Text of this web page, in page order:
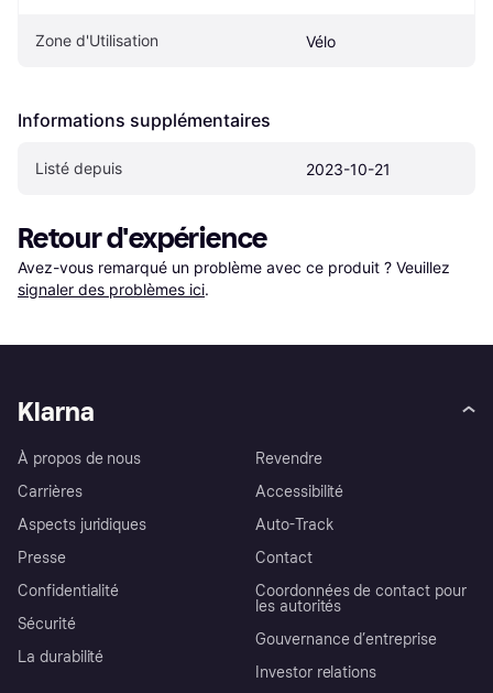
Zone d'Utilisation Vélo
Informations supplémentaires
Listé depuis 2023-10-21
Retour d'expérience
Avez-vous remarqué un problème avec ce produit ? Veuillez
signaler des problèmes ici.
Klarna
À propos de nous
Carrières
Aspects juridiques
Presse
Confidentialité
Sécurité
La durabilité
Revendre
Accessibilité
Auto-Track
Contact
Coordonnées de contact pour
les autorités
Gouvernance d’entreprise
Investor relations